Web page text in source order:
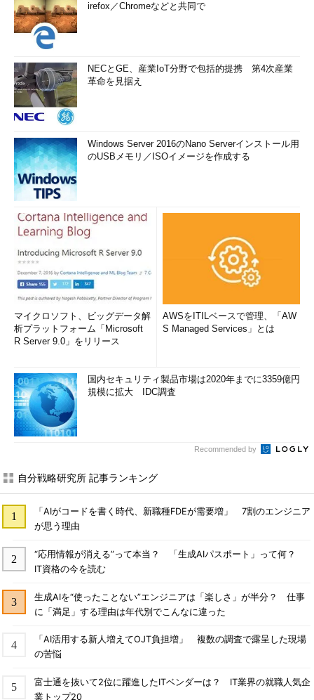
irefox／Chromeなどと共同で
NECとGE、産業IoT分野で包括的提携 第4次産業
革命を見据え
Windows Server 2016のNano Serverインストール用
のUSBメモリ／ISOイメージを作成する
マイクロソフト、ビッグデータ解
析プラットフォーム「Microsoft
R Server 9.0」をリリース
AWSをITILベースで管理、「AW
S Managed Services」とは
国内セキュリティ製品市場は2020年までに3359億円
規模に拡大 IDC調査
Recommended by
自分戦略研究所 記事ランキング
「AIがコードを書く時代、新職種FDEが需要増」 7割のエンジニア
が思う理由
“応用情報が消える”って本当？ 「生成AIパスポート」って何？
IT資格の今を読む
生成AIを“使ったことない”エンジニアは「楽しさ」が半分？ 仕事
に「満足」する理由は年代別でこんなに違った
「AI活用する新人増えてOJT負担増」 複数の調査で露呈した現場
の苦悩
富士通を抜いて2位に躍進したITベンダーは？ IT業界の就職人気企
業トップ20